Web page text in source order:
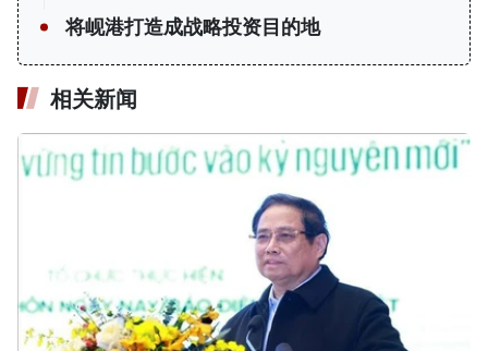
将岘港打造成战略投资目的地
相关新闻